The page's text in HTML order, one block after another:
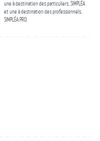
une à destination des particuliers, SIMPLÉA
et une à destination des professionnels,
SIMPLÉA PRO.